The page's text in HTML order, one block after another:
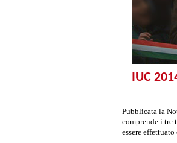
IUC
Pubblicata la
comprende i tre
essere